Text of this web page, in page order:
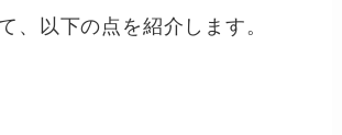
、以下の点を紹介します。